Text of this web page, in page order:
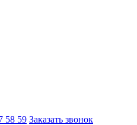
58 59 Заказать звонок